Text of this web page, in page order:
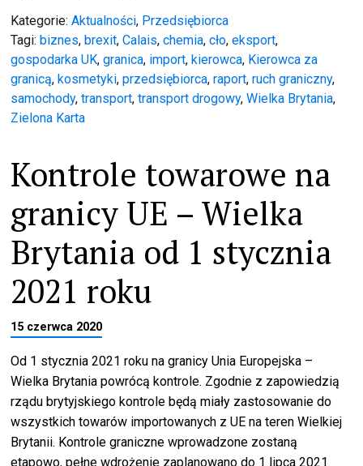
Kategorie:Aktualności, Przedsiębiorca
Tagi:biznes,brexit,Calais,chemia,cło,eksport,
gospodarka UK,granica, import,kierowca, Kierowca za
granicą,kosmetyki,przedsiębiorca,raport,ruch graniczny,
samochody,transport,transport drogowy,Wielka Brytania,
Zielona Karta
Kontrole towarowe na
granicy UE – Wielka
Brytania od 1 stycznia
2021 roku
15 czerwca 2020
Od 1 stycznia 2021 roku na granicy Unia Europejska –
Wielka Brytania powrócą kontrole. Zgodnie z zapowiedzią
rządu brytyjskiego kontrole będą miały zastosowanie do
wszystkich towarów importowanych z UE na teren Wielkiej
Brytanii. Kontrole graniczne wprowadzone zostaną
etapowo, pełne wdrożenie zaplanowano do 1 lipca 2021